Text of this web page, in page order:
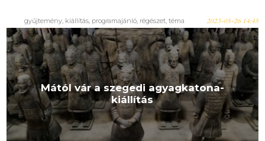
gyűjtemény, kiállítás, programajánló, régészet, téma 2023-05-26 14:45
Mától vár a szegedi agyagkatona-
kiállítás